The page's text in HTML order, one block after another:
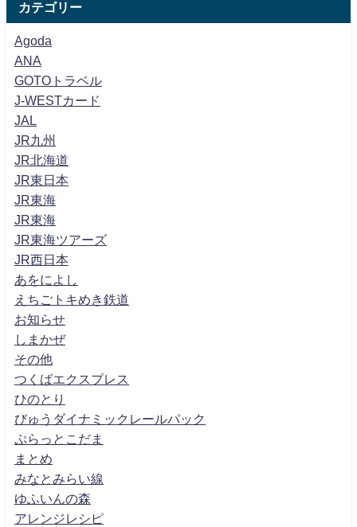
カテゴリー
Agoda
ANA
GOTOトラベル
J-WESTカード
JAL
JR九州
JR北海道
JR東日本
JR東海
JR東海
JR東海ツアーズ
JR西日本
あをによし
えちごトキめき鉄道
お知らせ
しまかぜ
その他
つくばエクスプレス
ひのとり
びゅうダイナミックレールパック
ぷらっとこだま
まとめ
みなとみらい線
ゆふいんの森
アレンジレシピ